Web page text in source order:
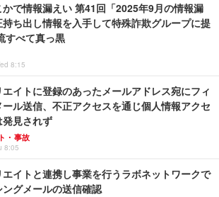
で情報漏えい 第41回「2025年9月の情報漏
持ち出し情報を入手して特殊詐欺グループに提
すべて真っ黒
8:15
イトに登録のあったメールアドレス宛にフィ
ール送信、不正アクセスを通じ個人情報アクセ
見されず
・事故
8:05
エイトと連携し事業を行うラボネットワークで
ングメールの送信確認